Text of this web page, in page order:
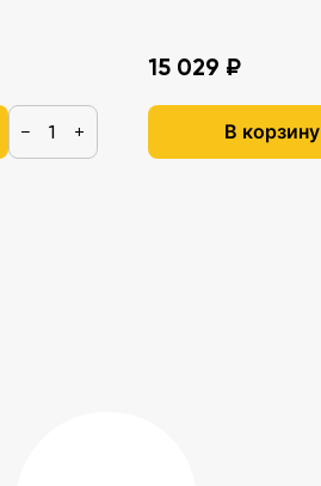
− +
15 029 ₽
В корзину